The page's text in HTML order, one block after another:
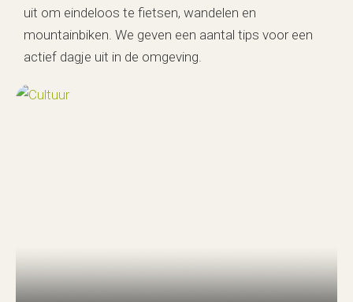
uit om eindeloos te fietsen, wandelen en
mountainbiken. We geven een aantal tips voor een
actief dagje uit in de omgeving.